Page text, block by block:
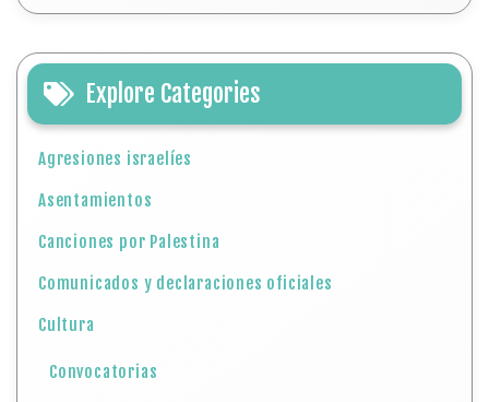
Explore Categories
Agresiones israelíes
Asentamientos
Canciones por Palestina
Comunicados y declaraciones oficiales
Cultura
Convocatorias